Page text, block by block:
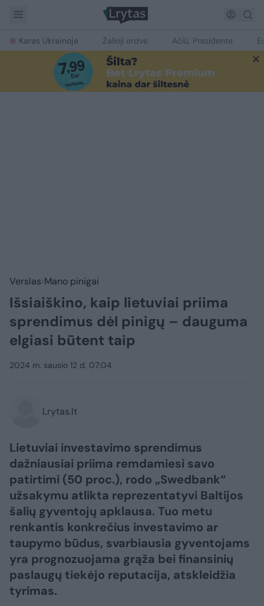
Karas Ukrainoje Žalioji erdvė Ačiū, Prezidente
Verslas Mano pinigai
Išsiaiškino, kaip lietuviai priima
sprendimus dėl pinigų – dauguma
elgiasi būtent taip
2024 m. sausio 12 d. 07:04
Lrytas.lt
Lietuviai investavimo sprendimus
dažniausiai priima remdamiesi savo
patirtimi (50 proc.), rodo „Swedbank“
užsakymu atlikta reprezentatyvi Baltijos
šalių gyventojų apklausa. Tuo metu
renkantis konkrečius investavimo ar
taupymo būdus, svarbiausia gyventojams
yra prognozuojama grąža bei finansinių
paslaugų tiekėjo reputacija, atskleidžia
tyrimas.